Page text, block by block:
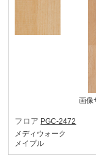
画像
フロア PGC-2472
メディウォーク
メイプル